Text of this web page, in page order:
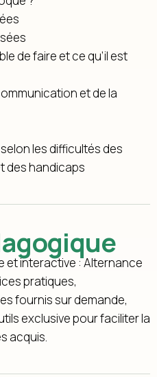
de faire et ce qu’il est
et de la
les difficultés des
des handicaps
et interactive : Alternance
pratiques,
fournis sur demande,
exclusive pour faciliter la
acquis.